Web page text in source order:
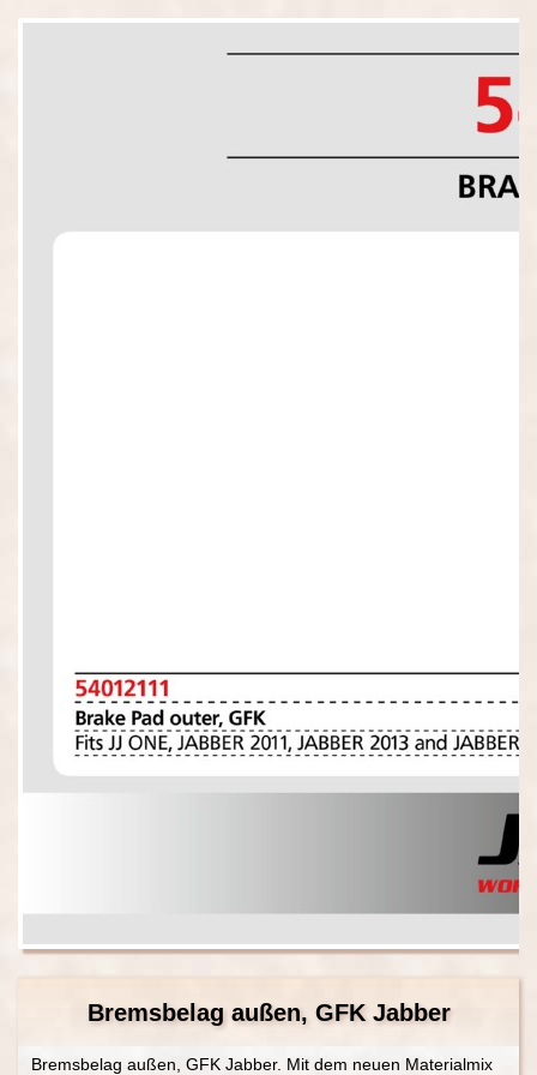
Bremsbelag außen, GFK Jabber
Bremsbelag außen, GFK Jabber. Mit dem neuen Materialmix